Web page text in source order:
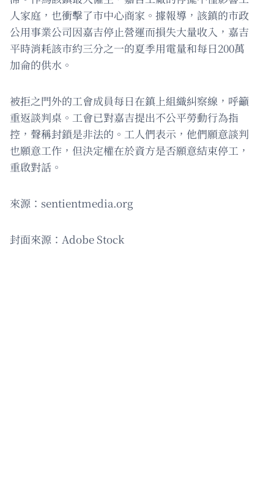
人家庭，也衝擊了市中心商家。據報導，該鎮的市政
公用事業公司因嘉吉停止營運而損失大量收入，嘉吉
平時消耗該市約三分之一的夏季用電量和每日200萬
加侖的供水。
被拒之門外的工會成員每日在鎮上組織糾察線，呼籲
重返談判桌。工會已對嘉吉提出不公平勞動行為指
控，聲稱封鎖是非法的。工人們表示，他們願意談判
也願意工作，但決定權在於資方是否願意結束停工，
重啟對話。
來源：sentientmedia.org
封面來源：Adobe Stock